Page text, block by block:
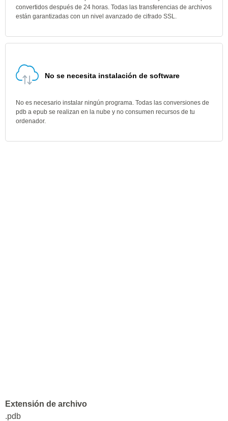
convertidos después de 24 horas. Todas las transferencias de archivos
están garantizadas con un nivel avanzado de cifrado SSL.
No se necesita instalación de software
No es necesario instalar ningún programa. Todas las conversiones de
pdb a epub se realizan en la nube y no consumen recursos de tu
ordenador.
Extensión de archivo
.pdb